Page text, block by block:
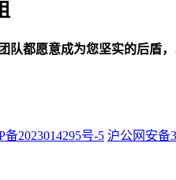
队都愿意成为您坚实的后盾
备2023014295号-5 沪公网安备